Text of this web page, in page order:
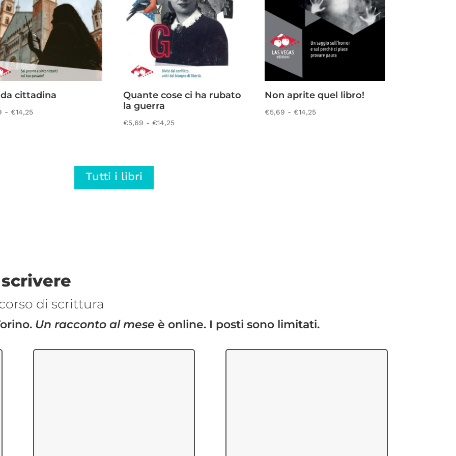
cittadina
- €14,25Fascia
Quante cose ci ha rubato
la guerra
€5,69 - €14,25Fascia
Non aprite quel libro!
€5,69 - €14,25Fascia
Tutti i libri
di scrittura
Un racconto al mese è online. I posti sono limitati.